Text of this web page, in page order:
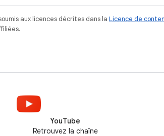
aux licences décrites dans la Licence de
YouTube
Retrouvez la chaîne